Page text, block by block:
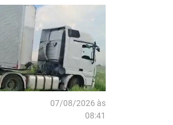
07/08/2026 às
08:41